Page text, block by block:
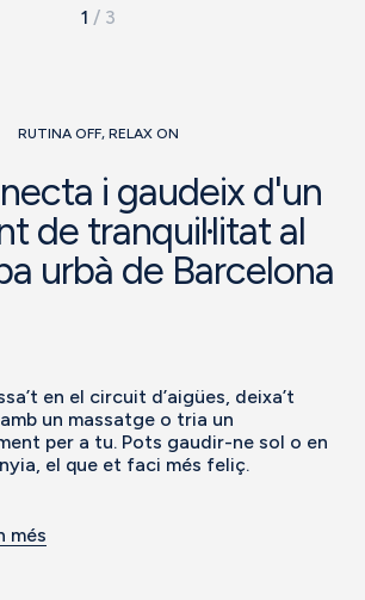
1 / 3
RUTINA OFF, RELAX ON
i gaudeix d'un
de tranquil·litat al
urbà de Barcelona
en el circuit d’aigües, deixa’t
un massatge o tria un
per a tu. Pots gaudir-ne sol o en
el que et faci més feliç.
més